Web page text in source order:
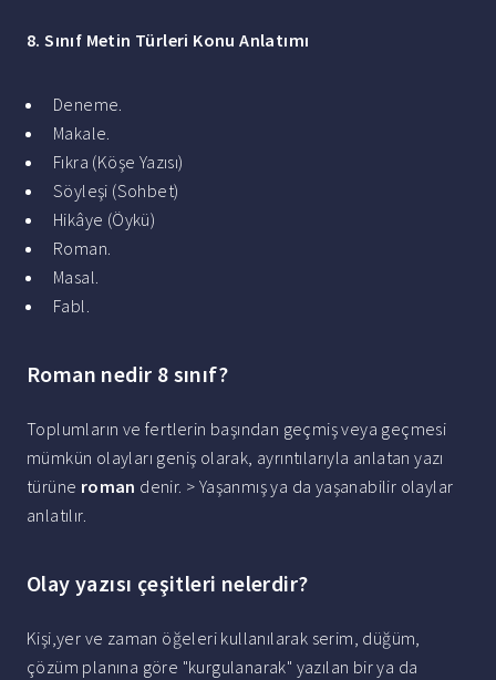
8.Sınıf Metin Türleri Konu Anlatımı
Deneme.
Makale.
Fıkra (Köşe Yazısı)
Söyleşi (Sohbet)
Hikâye (Öykü)
Roman.
Masal.
Fabl.
Roman nedir 8 sınıf?
Toplumların ve fertlerin başından geçmiş veya geçmesi
mümkün olayları geniş olarak, ayrıntılarıyla anlatan yazı
türüne roman denir. > Yaşanmış ya da yaşanabilir olaylar
anlatılır.
Olay yazısı çeşitleri nelerdir?
Kişi,yer ve zaman öğeleri kullanılarak serim, düğüm,
çözüm planına göre "kurgulanarak" yazılan bir ya da